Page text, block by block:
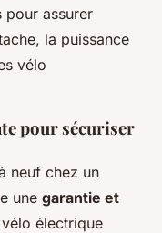
assurer
la puissance
vélo
pour sécuriser
neuf chez un
une garantie et
électrique